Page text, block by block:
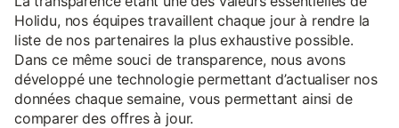
Holidu, nos équipes travaillent chaque jour à rendre la
liste de nos partenaires la plus exhaustive possible.
Dans ce même souci de transparence, nous avons
développé une technologie permettant d’actualiser nos
données chaque semaine, vous permettant ainsi de
comparer des offres à jour.